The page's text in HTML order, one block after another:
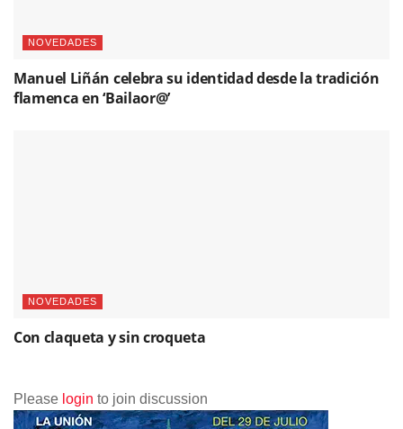
NOVEDADES
Manuel Liñán celebra su identidad desde la tradición
flamenca en ‘Bailaor@’
NOVEDADES
Con claqueta y sin croqueta
Please login to join discussion